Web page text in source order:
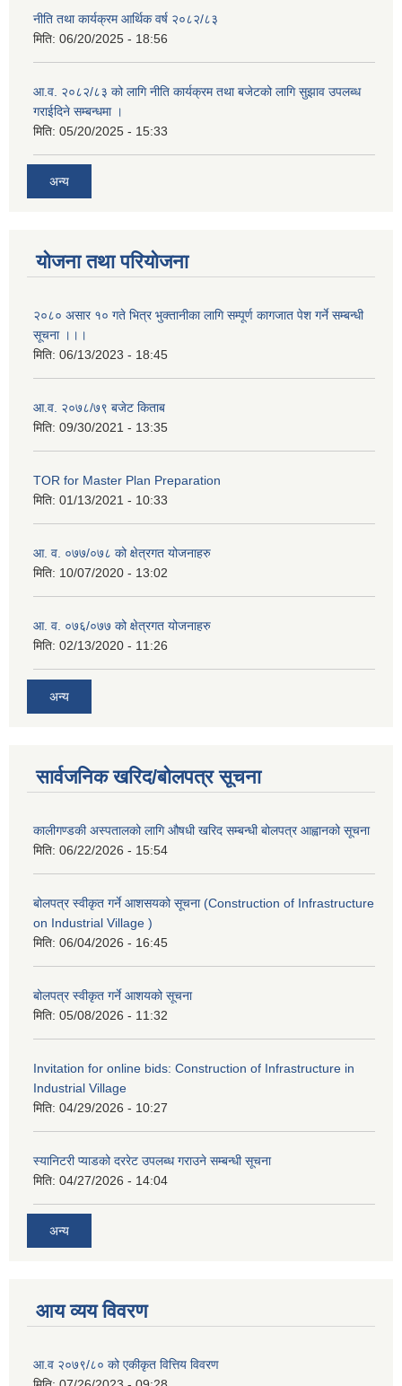
नीति तथा कार्यक्रम आर्थिक वर्ष २०८२/८३
मिति: 06/20/2025 - 18:56
आ.व. २०८२/८३ को लागि नीति कार्यक्रम तथा बजेटको लागि सुझाव उपलब्ध
गराईदिने सम्बन्धमा ।
मिति: 05/20/2025 - 15:33
अन्य
योजना तथा परियोजना
२०८० असार १० गते भित्र भुक्तानीका लागि सम्पूर्ण कागजात पेश गर्ने सम्बन्धी
सूचना ।।।
मिति: 06/13/2023 - 18:45
आ.व. २०७८/७९ बजेट किताब
मिति: 09/30/2021 - 13:35
TOR for Master Plan Preparation
मिति: 01/13/2021 - 10:33
आ. व. ०७७/०७८ को क्षेत्रगत योजनाहरु
मिति: 10/07/2020 - 13:02
आ. व. ०७६/०७७ को क्षेत्रगत योजनाहरु
मिति: 02/13/2020 - 11:26
अन्य
सार्वजनिक खरिद/बोलपत्र सूचना
कालीगण्डकी अस्पतालको लागि औषधी खरिद सम्बन्धी बोलपत्र आह्वानको सूचना
मिति: 06/22/2026 - 15:54
बोलपत्र स्वीकृत गर्ने आशसयको सूचना (Construction of Infrastructure
on Industrial Village )
मिति: 06/04/2026 - 16:45
बोलपत्र स्वीकृत गर्ने आशयको सूचना
मिति: 05/08/2026 - 11:32
Invitation for online bids: Construction of Infrastructure in
Industrial Village
मिति: 04/29/2026 - 10:27
स्यानिटरी प्याडको दररेट उपलब्ध गराउने सम्बन्धी सूचना
मिति: 04/27/2026 - 14:04
अन्य
आय व्यय विवरण
आ.व २०७९/८० को एकीकृत वित्तिय विवरण